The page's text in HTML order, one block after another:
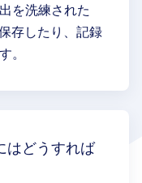
を洗練された
存したり、記録
。
はどうすれば